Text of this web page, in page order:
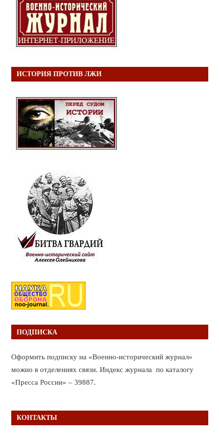
ИСТОРИЯ ПРОТИВ ЛЖИ
ПОДПИСКА
Оформить подписку на «Военно-исторический журнал»
можно в отделениях связи. Индекс журнала по каталогу
«Пресса России» – 39887.
КОНТАКТЫ